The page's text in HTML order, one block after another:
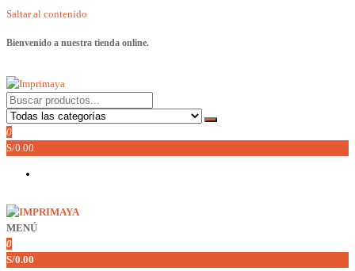
Saltar al contenido
Bienvenido a nuestra tienda online.
Imprimaya
Lo tenemos todo!
0
S/0.00
Imprimaya
Lo tenemos todo!
MENÚ
0
S/0.00